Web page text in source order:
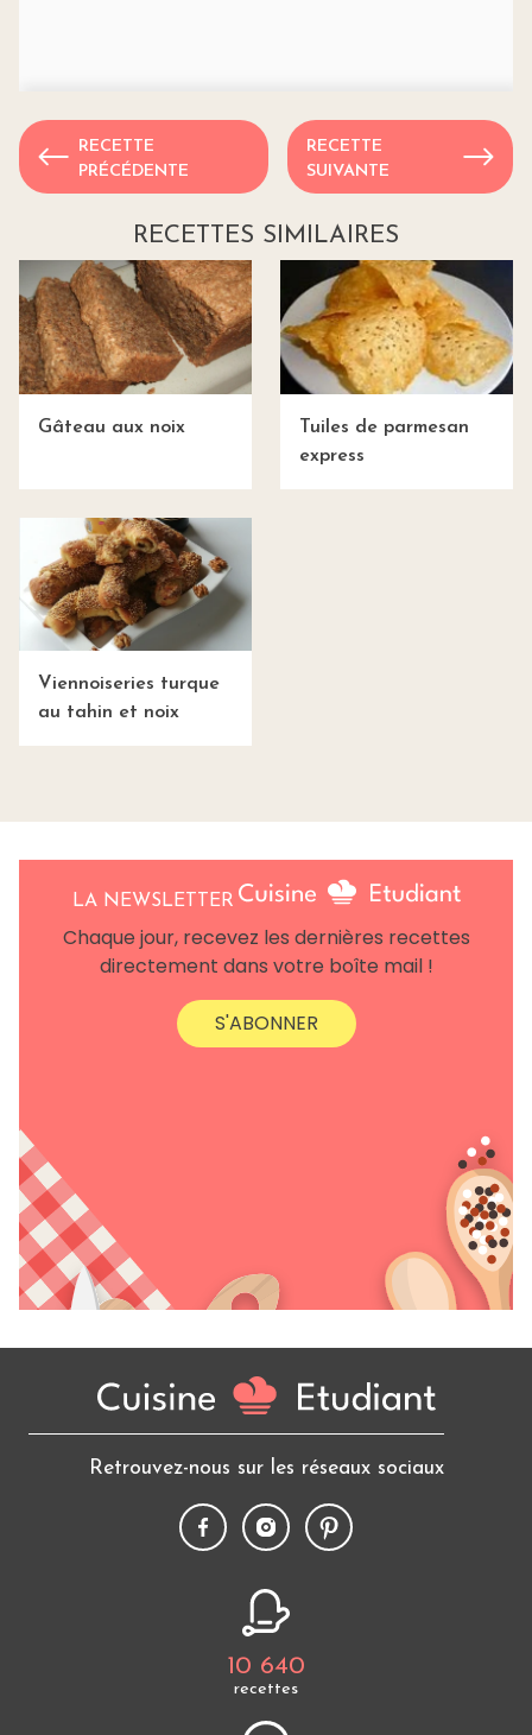
RECETTE
PRÉCÉDENTE
RECETTE
SUIVANTE
RECETTES SIMILAIRES
Gâteau aux noix
Tuiles de parmesan
express
Viennoiseries turque
au tahin et noix
LA NEWSLETTER
Chaque jour, recevez les dernières recettes
directement dans votre boîte mail !
S'ABONNER
Retrouvez-nous sur les réseaux sociaux
10 640
recettes